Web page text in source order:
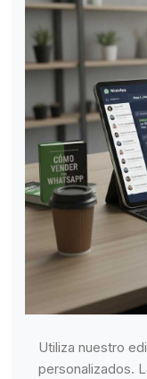
Utiliza nuestro
personalizados.